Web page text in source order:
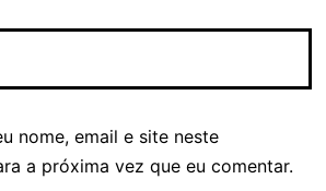
nome, email e site neste
a próxima vez que eu comentar.